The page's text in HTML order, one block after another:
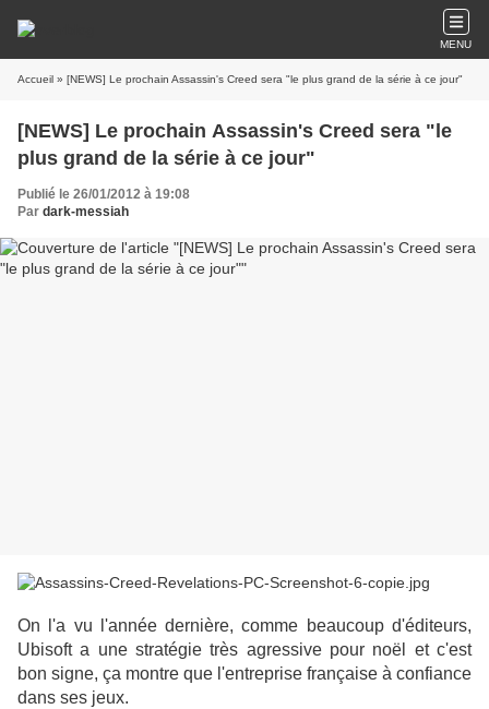
MENU
Accueil » [NEWS] Le prochain Assassin's Creed sera "le plus grand de la série à ce jour"
[NEWS] Le prochain Assassin's Creed sera "le
plus grand de la série à ce jour"
Publié le 26/01/2012 à 19:08
Par dark-messiah
On l'a vu l'année dernière, comme beaucoup d'éditeurs,
Ubisoft a une stratégie très agressive pour noël et c'est
bon signe, ça montre que l'entreprise française à confiance
dans ses jeux.